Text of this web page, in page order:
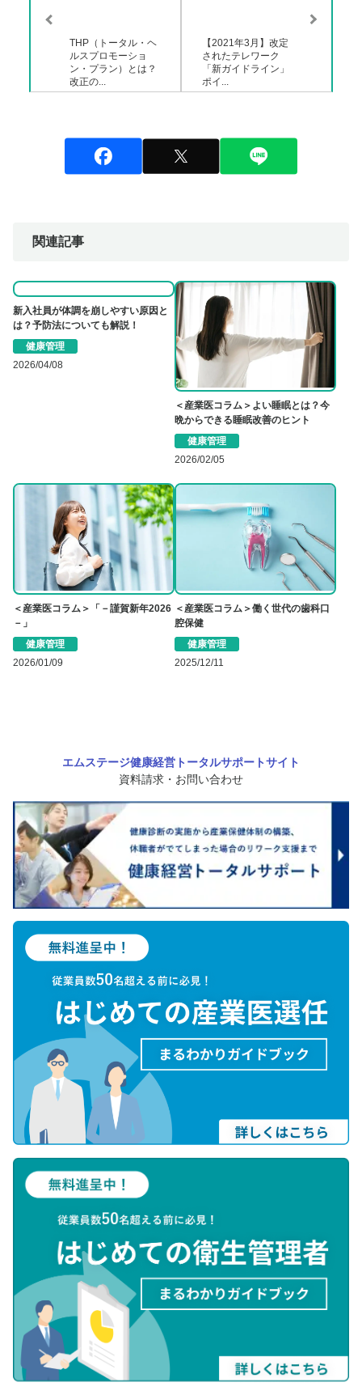
THP（トータル・ヘ
ルスプロモーショ
ン・プラン）とは？
改正の...
【2021年3月】改定
されたテレワーク
「新ガイドライン」
ポイ...
関連記事
新入社員が体調を崩しやすい原因と
は？予防法についても解説！
健康管理
2026/04/08
＜産業医コラム＞よい睡眠とは？今
晩からできる睡眠改善のヒント
健康管理
2026/02/05
＜産業医コラム＞「－謹賀新年2026
－」
健康管理
2026/01/09
＜産業医コラム＞働く世代の歯科口
腔保健
健康管理
2025/12/11
エムステージ健康経営トータルサポートサイト
資料請求・お問い合わせ